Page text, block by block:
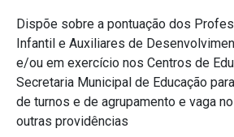
Dispõe sobre a pontuação dos
Infantil e Auxiliares de
e/ou em exercício nos Centros de
Secretaria Municipal de Educação
de turnos e de agrupamento e vaga
outras providências